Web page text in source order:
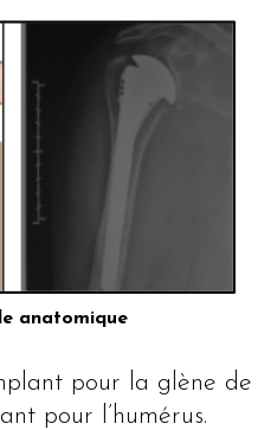
anatomique
pour la glène de
pour l’humérus.